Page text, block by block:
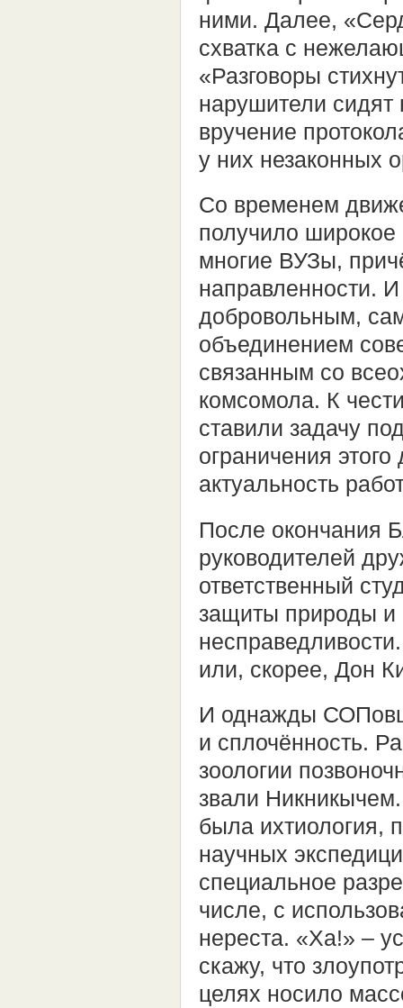
ними. Далее,
схватка с
«Разговоры
нарушители сидят
вручение
у них незаконных
Со временем
получило широкое
многие ВУЗы,
направленности.
добровольным,
объединением
связанным со
комсомола. К
ставили задачу
ограничения
актуальность
После окончания
руководителей
ответственный
защиты природы и
или, скорее, Дон
И однажды
и сплочённость.
зоологии
звали
была ихтиология,
научных
специальное
числе, с
нереста. «Ха!» –
скажу, что
целях носило